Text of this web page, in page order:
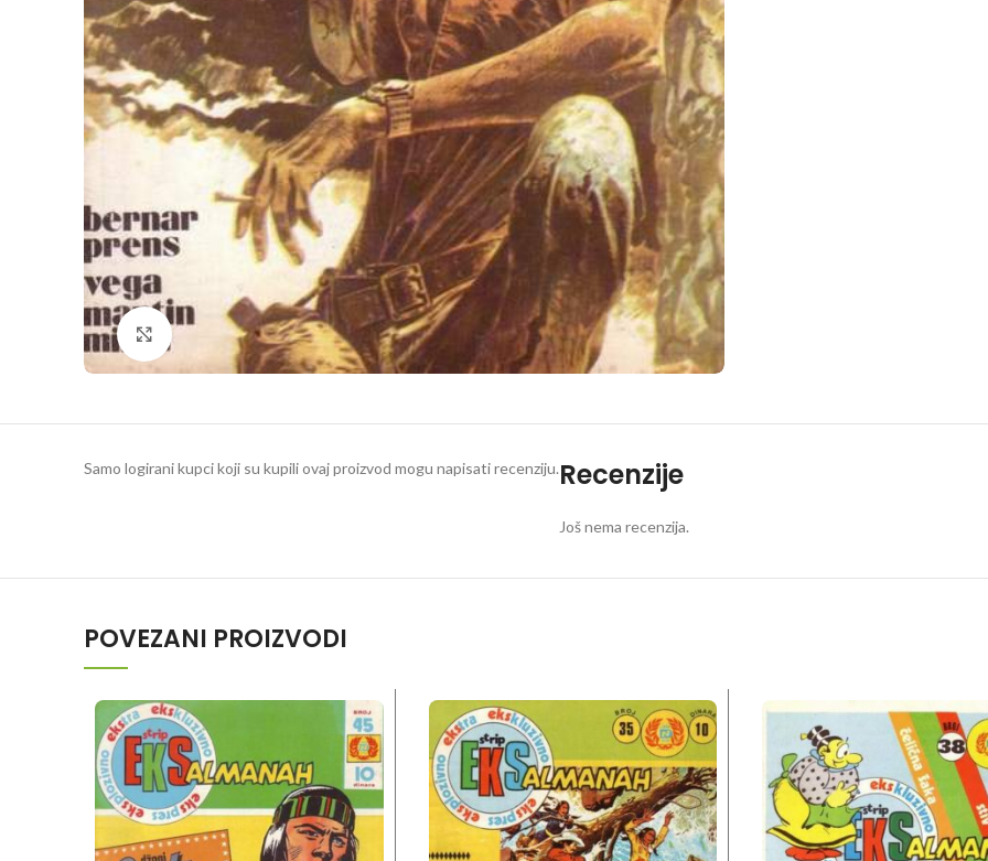
Klikni da povečaš
Recenzije
Još nema recenzija.
Samo logirani kupci koji su kupili ovaj proizvod mogu napisati recenziju.
POVEZANI PROIZVODI